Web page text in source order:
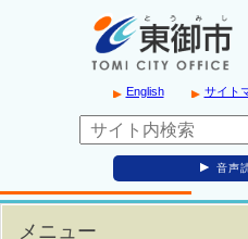
English サイト
音声
メニュー